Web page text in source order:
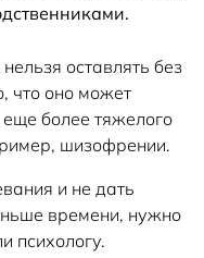
оставлять без
что оно может
более тяжелого
шизофрении.
и не дать
времени, нужно
психологу.